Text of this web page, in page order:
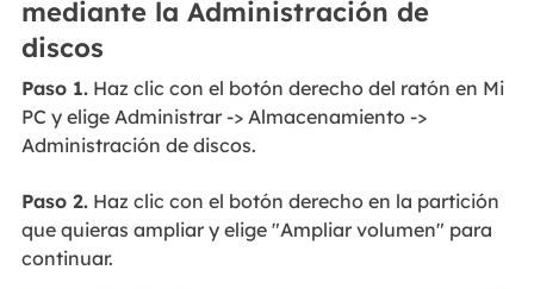
mediante la Administración de
discos
Paso 1.Haz clic con el botón derecho del ratón en Mi
PC y elige Administrar -> Almacenamiento ->
Administración de discos.
Paso 2.Haz clic con el botón derecho en la partición
que quieras ampliar y elige "Ampliar volumen" para
continuar.